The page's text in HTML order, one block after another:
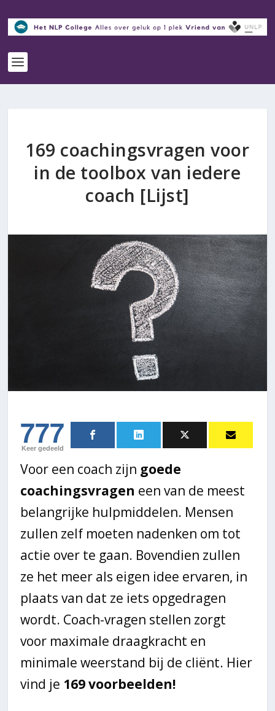
169 coachingsvragen voor
in de toolbox van iedere
coach [Lijst]
777
Keer gedeeld
Voor een coach zijn goede
coachingsvragen een van de meest
belangrijke hulpmiddelen. Mensen
zullen zelf moeten nadenken om tot
actie over te gaan. Bovendien zullen
ze het meer als eigen idee ervaren, in
plaats van dat ze iets opgedragen
wordt. Coach-vragen stellen zorgt
voor maximale draagkracht en
minimale weerstand bij de cliënt. Hier
vind je 169 voorbeelden!